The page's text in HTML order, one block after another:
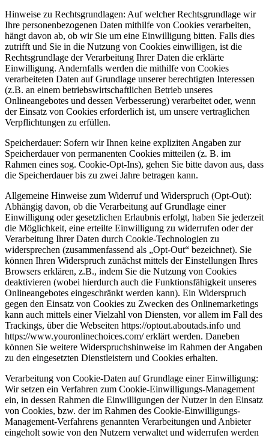
Hinweise zu Rechtsgrundlagen: Auf welcher Rechtsgrundlage wir
Ihre personenbezogenen Daten mithilfe von Cookies verarbeiten,
hängt davon ab, ob wir Sie um eine Einwilligung bitten. Falls dies
zutrifft und Sie in die Nutzung von Cookies einwilligen, ist die
Rechtsgrundlage der Verarbeitung Ihrer Daten die erklärte
Einwilligung. Andernfalls werden die mithilfe von Cookies
verarbeiteten Daten auf Grundlage unserer berechtigten Interessen
(z.B. an einem betriebswirtschaftlichen Betrieb unseres
Onlineangebotes und dessen Verbesserung) verarbeitet oder, wenn
der Einsatz von Cookies erforderlich ist, um unsere vertraglichen
Verpflichtungen zu erfüllen.
Speicherdauer: Sofern wir Ihnen keine expliziten Angaben zur
Speicherdauer von permanenten Cookies mitteilen (z. B. im
Rahmen eines sog. Cookie-Opt-Ins), gehen Sie bitte davon aus, dass
die Speicherdauer bis zu zwei Jahre betragen kann.
Allgemeine Hinweise zum Widerruf und Widerspruch (Opt-Out):
Abhängig davon, ob die Verarbeitung auf Grundlage einer
Einwilligung oder gesetzlichen Erlaubnis erfolgt, haben Sie jederzeit
die Möglichkeit, eine erteilte Einwilligung zu widerrufen oder der
Verarbeitung Ihrer Daten durch Cookie-Technologien zu
widersprechen (zusammenfassend als „Opt-Out“ bezeichnet). Sie
können Ihren Widerspruch zunächst mittels der Einstellungen Ihres
Browsers erklären, z.B., indem Sie die Nutzung von Cookies
deaktivieren (wobei hierdurch auch die Funktionsfähigkeit unseres
Onlineangebotes eingeschränkt werden kann). Ein Widerspruch
gegen den Einsatz von Cookies zu Zwecken des Onlinemarketings
kann auch mittels einer Vielzahl von Diensten, vor allem im Fall des
Trackings, über die Webseiten https://optout.aboutads.info und
https://www.youronlinechoices.com/ erklärt werden. Daneben
können Sie weitere Widerspruchshinweise im Rahmen der Angaben
zu den eingesetzten Dienstleistern und Cookies erhalten.
Verarbeitung von Cookie-Daten auf Grundlage einer Einwilligung:
Wir setzen ein Verfahren zum Cookie-Einwilligungs-Management
ein, in dessen Rahmen die Einwilligungen der Nutzer in den Einsatz
von Cookies, bzw. der im Rahmen des Cookie-Einwilligungs-
Management-Verfahrens genannten Verarbeitungen und Anbieter
eingeholt sowie von den Nutzern verwaltet und widerrufen werden